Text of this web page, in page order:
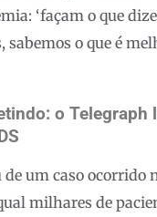
‘façam o que
sabemos o que é
o Telegraph
um caso ocorrido
milhares de